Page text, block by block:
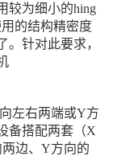
较为细小的hing
的结构精密度
针对此要求，
左右两端或Y方
备搭配两套（X
边、Y方向的